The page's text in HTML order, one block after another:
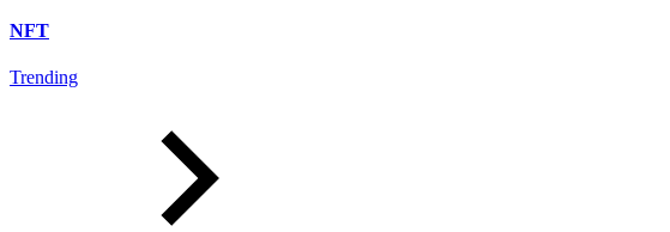
NFT
Trending